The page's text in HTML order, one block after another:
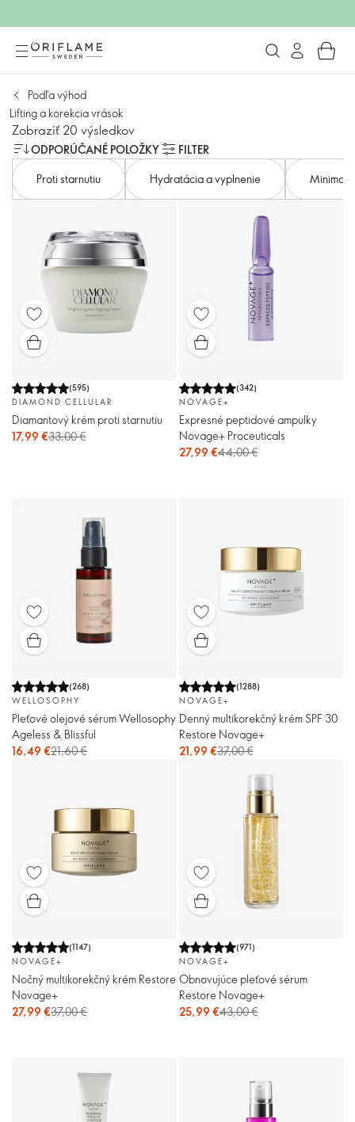
Podľa výhod
Lifting a korekcia vrások
Zobraziť 20 výsledkov
ODPORÚČANÉ POLOŽKY
FILTER
Proti starnutiu
Hydratácia a vyplnenie
(595)
DIAMOND CELLULAR
Diamantový krém proti starnutiu
17,99 €33,00 €
(342)
NOVAGE+
Expresné peptidové ampulky
Novage+ Proceuticals
27,99 €44,00 €
(268)
WELLOSOPHY
Pleťové olejové sérum Wellosophy
Ageless & Blissful
16,49 €21,60 €
(1288)
NOVAGE+
Denný multikorekčný krém SPF 30
Restore Novage+
21,99 €37,00 €
(1147)
NOVAGE+
Nočný multikorekčný krém Restore
Novage+
27,99 €37,00 €
(971)
NOVAGE+
Obnovujúce pleťové sérum
Restore Novage+
25,99 €43,00 €